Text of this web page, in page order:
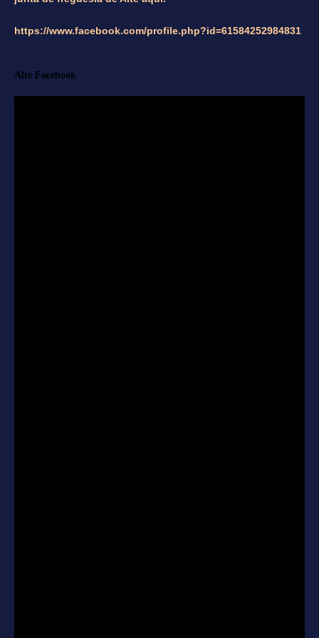
https://www.facebook.com/profile.php?id=61584252984831
Alte Facebook